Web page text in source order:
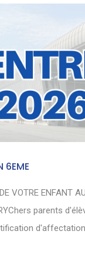
6EME
VOTRE ENFANT
parents
d'affectation